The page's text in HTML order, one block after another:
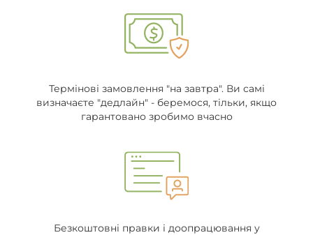
Термінові замовлення "на завтра". Ви самі
визначаєте "дедлайн" - беремося, тільки, якщо
гарантовано зробимо вчасно
Безкоштовні правки і доопрацювання у